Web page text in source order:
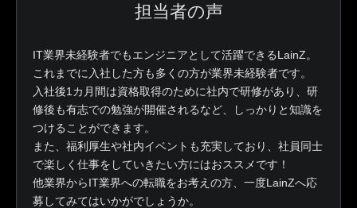
担当者の声
IT業界未経験者でもエンジニアとして活躍できるLainZ。
これまでに入社した方も多くの方が業界未経験者です。
入社後1カ月間は資格取得のために社内で研修があり、研
修後も有志での勉強が開催されるなど、しっかりと知識を
つけることができます。
また、福利厚生や社内イベントも充実しており、社員同士
で楽しく仕事をしていきたい方にはおススメです！
他業界からIT業界への転職をお考えの方、一度LainZへ応
募してみてはいかがでしょうか。